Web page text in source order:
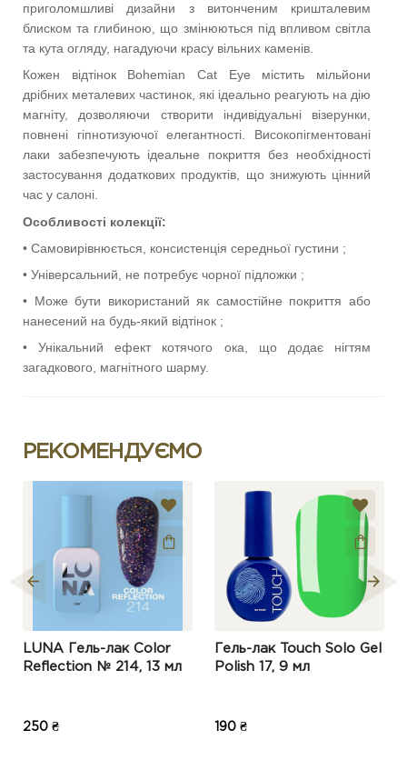
приголомшливі дизайни з витонченим кришталевим
блиском та глибиною, що змінюються під впливом світла
та кута огляду, нагадуючи красу вільних каменів.
Кожен відтінок Bohemian Cat Eye містить мільйони
дрібних металевих частинок, які ідеально реагують на дію
магніту, дозволяючи створити індивідуальні візерунки,
повнені гіпнотизуючої елегантності. Високопігментовані
лаки забезпечують ідеальне покриття без необхідності
застосування додаткових продуктів, що знижують цінний
час у салоні.
Особливості колекції:
• Самовирівнюється, консистенція середньої густини ;
• Універсальний, не потребує чорної підложки ;
• Може бути використаний як самостійне покриття або
нанесений на будь-який відтінок ;
• Унікальний ефект котячого ока, що додає нігтям
загадкового, магнітного шарму.
РЕКОМЕНДУЄМО
LUNA Гель-лак Color
Reflection № 214, 13 мл
250 ₴
Гель-лак Touch Solo Gel
Polish 17, 9 мл
190 ₴